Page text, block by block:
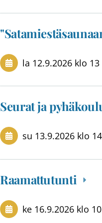
la 12.9.2026 klo 13
Seurat ja
su 13.9.2026 klo 14
Raamattutunti
ke 16.9.2026 klo 10